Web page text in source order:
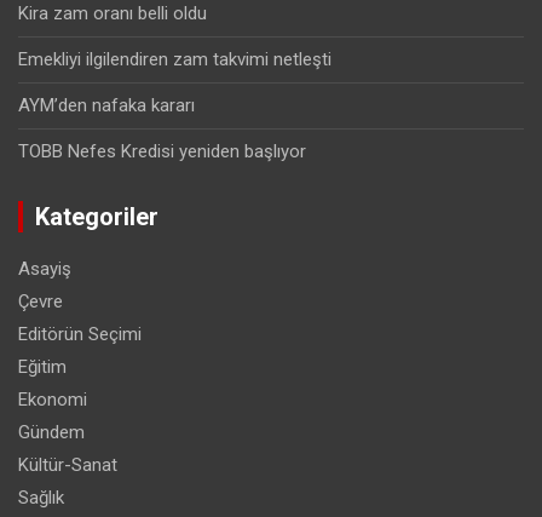
Kira zam oranı belli oldu
Emekliyi ilgilendiren zam takvimi netleşti
AYM’den nafaka kararı
TOBB Nefes Kredisi yeniden başlıyor
Kategoriler
Asayiş
Çevre
Editörün Seçimi
Eğitim
Ekonomi
Gündem
Kültür-Sanat
Sağlık